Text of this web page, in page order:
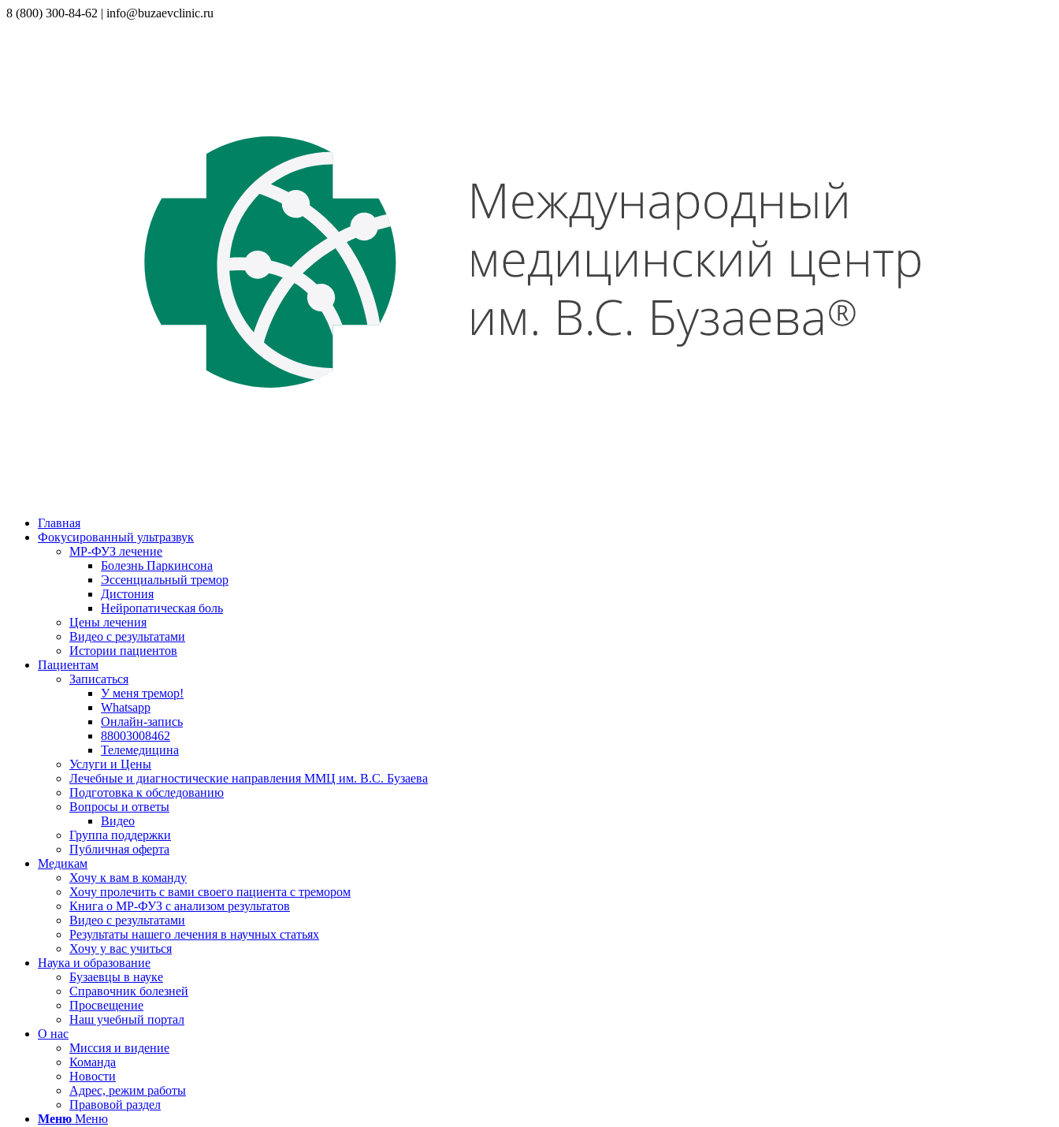
8 (800) 300-84-62 | info@buzaevclinic.ru
Главная
Фокусированный ультразвук
МР-ФУЗ лечение
Болезнь Паркинсона
Эссенциальный тремор
Дистония
Нейропатическая боль
Цены лечения
Видео с результатами
Истории пациентов
Пациентам
Записаться
У меня тремор!
Whatsapp
Онлайн-запись
88003008462
Телемедицина
Услуги и Цены
Лечебные и диагностические направления ММЦ им. В.С. Бузаева
Подготовка к обследованию
Вопросы и ответы
Видео
Группа поддержки
Публичная оферта
Медикам
Хочу к вам в команду
Хочу пролечить с вами своего пациента с тремором
Книга о МР-ФУЗ с aнализом результатов
Видео с результатами
Результаты нашего лечения в научных статьях
Хочу у вас учиться
Наука и образование
Бузаевцы в науке
Справочник болезней
Просвещение
Наш учебный портал
О нас
Миссия и видение
Команда
Новости
Адрес, режим работы
Правовой раздел
Меню Меню